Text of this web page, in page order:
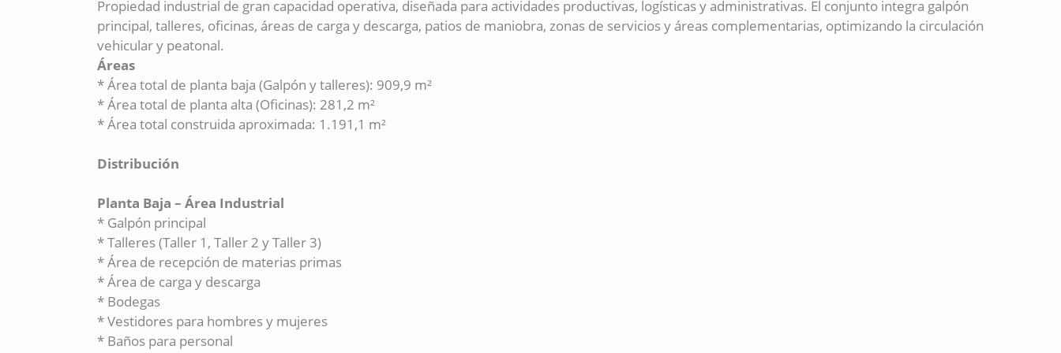
Propiedad industrial de gran capacidad operativa, diseñada para actividades productivas, logísticas y administrativas. El conjunto integra galpón
principal, talleres, oficinas, áreas de carga y descarga, patios de maniobra, zonas de servicios y áreas complementarias, optimizando la circulación
vehicular y peatonal.
Áreas
* Área total de planta baja (Galpón y talleres): 909,9 m²
* Área total de planta alta (Oficinas): 281,2 m²
* Área total construida aproximada: 1.191,1 m²
Distribución
Planta Baja – Área Industrial
* Galpón principal
* Talleres (Taller 1, Taller 2 y Taller 3)
* Área de recepción de materias primas
* Área de carga y descarga
* Bodegas
* Vestidores para hombres y mujeres
* Baños para personal